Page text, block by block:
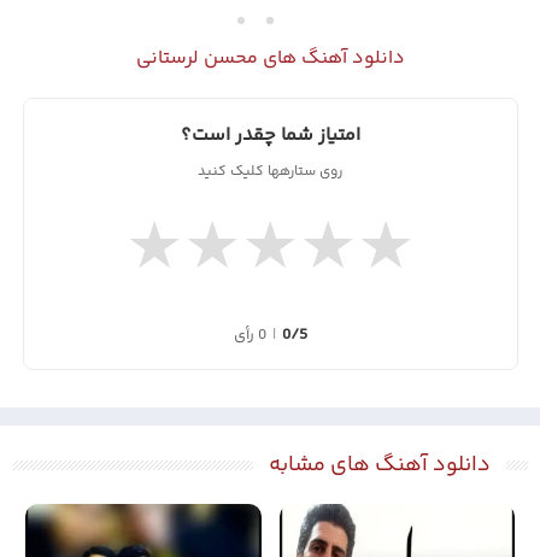
دانلود آهنگ های محسن لرستانی
امتیاز شما چقدر است؟
روی ستارهها کلیک کنید
★
★
★
★
★
0/5
| 0 رأی
دانلود آهنگ های مشابه